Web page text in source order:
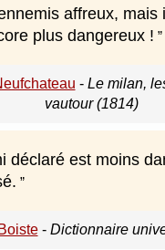
affreux, mais
plus dangereux !
- Le milan,
vautour (1814)
déclaré est moins
- Dictionnaire